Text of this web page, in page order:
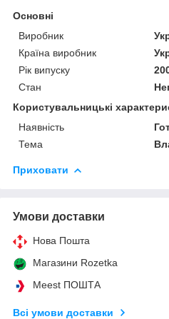
Основні
Виробник
Країна виробник
Рік випуску
Стан
Користувальницькі
Наявність
Тема
Приховати
Умови доставки
Нова Пошта
Магазини Rozetka
Meest ПОШТА
Всі умови доставки